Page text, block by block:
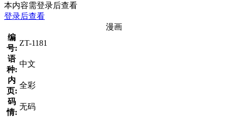
本内容需登录后查看
登录后查看
漫画
编
号:
ZT-1181
语
种:
中文
内
页:
全彩
码
情:
无码